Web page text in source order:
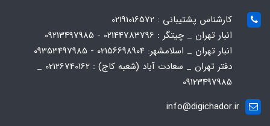
کارشناس پشتیبانی : 02191016572
انبار تهران _ چیتگر : 02144783796 - 09213497985
انبار تهران _ اسلامشهر: 02156698904 - 09353497985
دفتر تهران _ سعادت آباد (شعبه کاج) : 02126740162 _
09123497985
info@digichador.ir